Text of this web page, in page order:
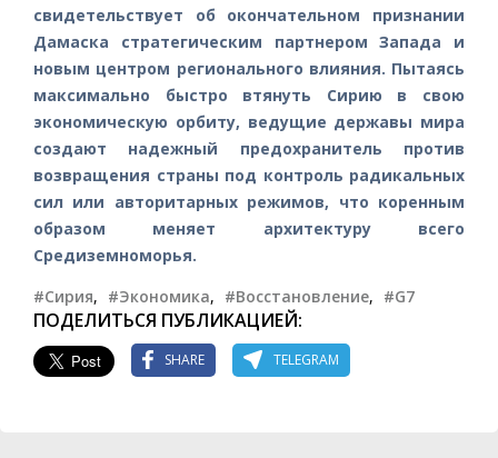
свидетельствует об окончательном признании
Дамаска стратегическим партнером Запада и
новым центром регионального влияния. Пытаясь
максимально быстро втянуть Сирию в свою
экономическую орбиту, ведущие державы мира
создают надежный предохранитель против
возвращения страны под контроль радикальных
сил или авторитарных режимов, что коренным
образом меняет архитектуру всего
Средиземноморья.
#Сирия, #Экономика, #Восстановление, #G7
ПОДЕЛИТЬСЯ ПУБЛИКАЦИЕЙ:
SHARE TELEGRAM